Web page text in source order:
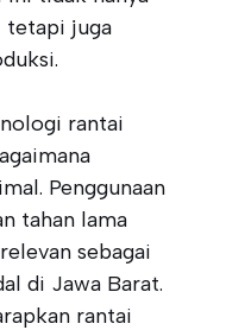
tetapi juga
rantai
Penggunaan
tahan lama
sebagai
di Jawa Barat.
rantai